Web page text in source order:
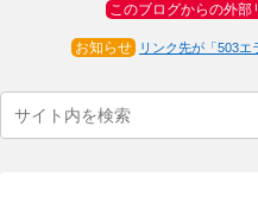
このブログからの外
お知らせ リンク先が「503エ